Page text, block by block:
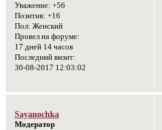
Уважение: +56
Позитив: +16
Пол: Женский
Провел на форуме:
17 дней 14 часов
Последний визит:
30-08-2017 12:03:02
Sayanochka
Модератор